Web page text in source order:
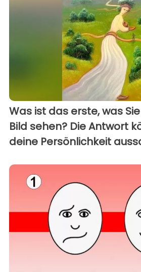
Was ist das erste, was
Bild sehen? Die Antwort
deine Persönlichkeit